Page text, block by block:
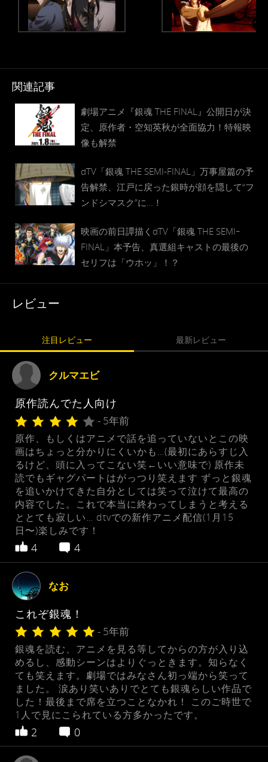
関連記事
劇場アニメ『銀魂 THE FINAL』公開日が決
定、原作者・空知英秋が全面協力！特報映
像も解禁
dTV「銀魂 THE SEMI-FINAL」万事屋篇の予
告解禁、江戸に戻った銀時が顔を隠して“フ
ンドシマスク”に…！
映画の前日譚描くdTV「銀魂 THE SEMIｰ
FINAL」本予告、真選組キャストの最後の
セリフは「ウホッ」！？
レビュー
注目レビュー 最新レビュー
クルマエビ
原作読んでた人向け
- 5年前
原作、もしくはアニメで話を追っていないとこの映
画はちょっと分かりにくいかも…(最初にあらすじ入
るけど、頭に入ってこない笑←いい意味で) 原作未
読でもギャグパートはがっつり笑えます ずっと銀魂
を追いかけてきた自分としては笑って泣けて最高の
内容でした。これで本当に終わってしまうと考える
ととても寂しい… dtvでの新作アニメ配信(1月15
日〜)楽しみです！
4 4
なお
これぞ銀魂！
- 5年前
銀魂を読む、アニメを見る等してからの方が入り込
めるし、感動シーンはよりぐっときます。知らなく
ても笑えます。劇場ではみなさん初っ端から笑って
ました。 涙あり笑いありでとても銀魂らしい作品で
した！最後まで席を立つことなかれ！ このご時世で
1人で見にこられている方多かったです。
2 0